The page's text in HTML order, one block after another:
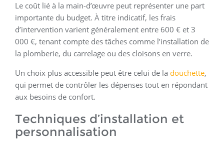
Le coût lié à la main-d’œuvre peut représenter une part
importante du budget. À titre indicatif, les frais
d’intervention varient généralement entre 600 € et 3
000 €, tenant compte des tâches comme l’installation de
la plomberie, du carrelage ou des cloisons en verre.
Un choix plus accessible peut être celui de la douchette,
qui permet de contrôler les dépenses tout en répondant
aux besoins de confort.
Techniques d’installation et
personnalisation